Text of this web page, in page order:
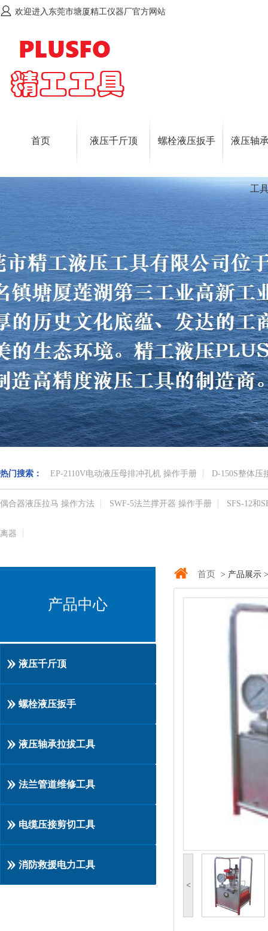
欢迎进入东莞市塘厦精工仪器厂官方网站
首页 液压千斤顶 螺栓液压扳手 液压轴
工
热门搜索： EP-2110V电动液压母排冲孔机 操作手册 D-150S整体压
偶合器液压拉马 操作方法 SWF-5法兰撑开器 操作手册 SFS-12和
离器
产品中心
液压千斤顶
螺栓液压扳手
液压轴承拉拔工具
法兰管道维修工具
电缆压接剪切工具
消防救援电力工具
首页 > 产品展示
<